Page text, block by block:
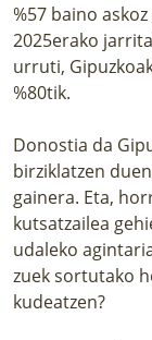
%57 baino
2025erako
urruti,
%80tik.
Donostia da
birziklatzen
gainera. Eta,
kutsatzailea
udaleko
zuek sortutako
kudeatzen?